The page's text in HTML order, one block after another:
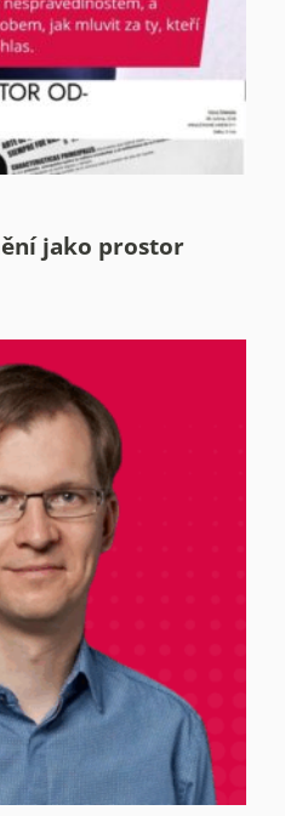
jako prostor